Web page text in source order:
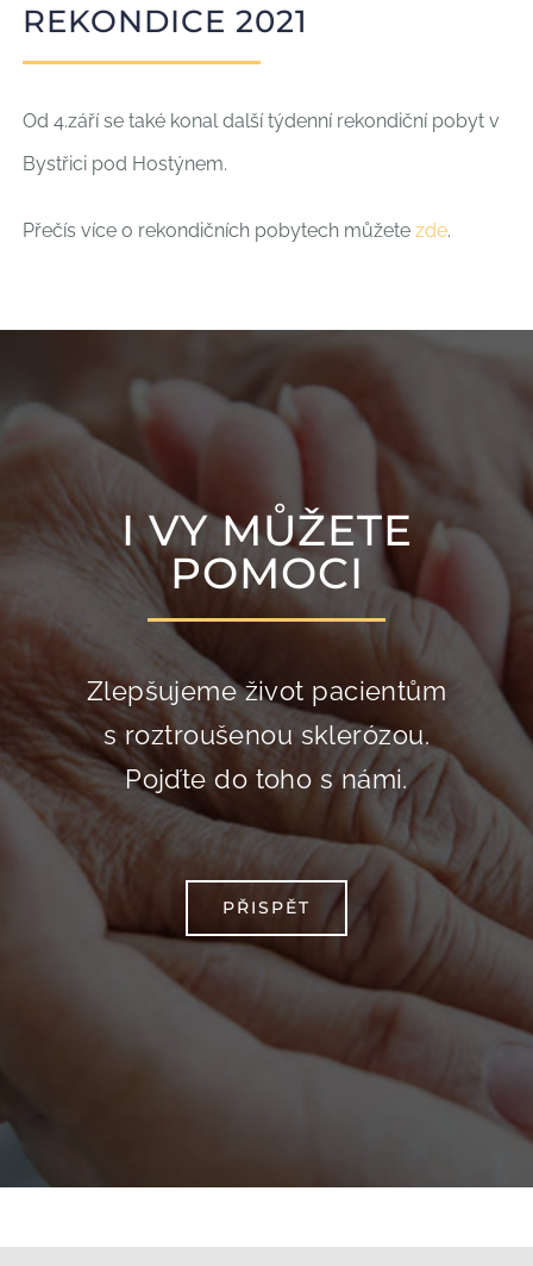
REKONDICE 2021
Od 4.září se také konal další týdenní rekondiční pobyt v
Bystřici pod Hostýnem.
Přečís více o rekondičních pobytech můžete zde.
I VY MŮŽETE
POMOCI
Zlepšujeme život pacientům
s roztroušenou sklerózou.
Pojďte do toho s námi.
PŘISPĚT